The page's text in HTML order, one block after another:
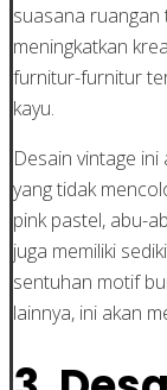
suasana
meningkatkan
furnitur-furnitur
kayu.
Desain vintage
yang tidak
pink pastel, abu-
juga memiliki
sentuhan motif
lainnya, ini akan